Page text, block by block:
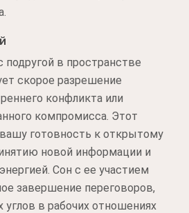
подругой в пространстве
скорое разрешение
конфликта или
компромисса. Этот
готовность к открытому
новой информации и
Сон с ее участием
завершение переговоров,
в рабочих отношениях